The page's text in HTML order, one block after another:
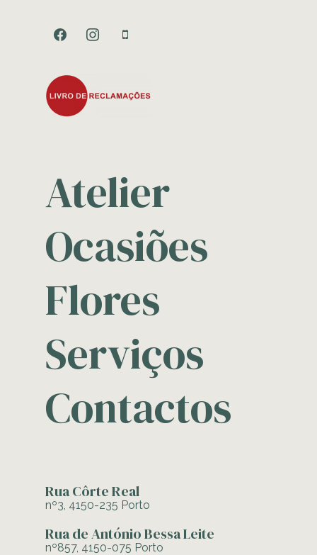
facebookinstagrammobile
Atelier
Ocasiões
Flores
Serviços
Contactos
Rua Côrte Real
nº3, 4150-235 Porto
Rua de António Bessa Leite
nº857, 4150-075 Porto